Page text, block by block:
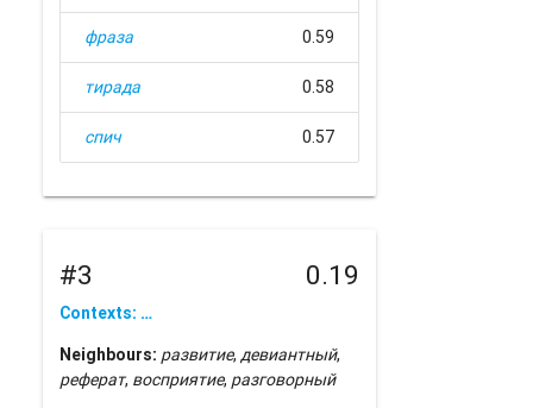
фраза 0.59
тирада 0.58
спич 0.57
#3 0.19
Contexts: …
Neighbours: развитие,девиантный,
реферат, восприятие, разговорный